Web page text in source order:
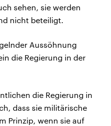
sehen, sie werden
nicht beteiligt.
Aussöhnung
die Regierung in der
die Regierung in
dass sie militärische
Prinzip, wenn sie auf